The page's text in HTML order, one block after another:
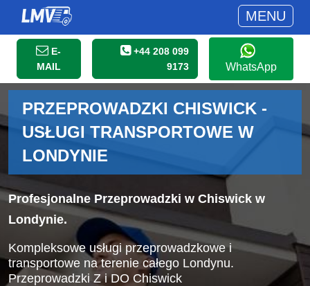
MENU
E-
MAIL
+44 208 099
9173
WhatsApp
PRZEPROWADZKI CHISWICK -
USŁUGI TRANSPORTOWE W
LONDYNIE
Profesjonalne Przeprowadzki w Chiswick w
Londynie.
Kompleksowe usługi przeprowadzkowe i
transportowe na terenie całego Londynu.
Przeprowadzki Z i DO Chiswick